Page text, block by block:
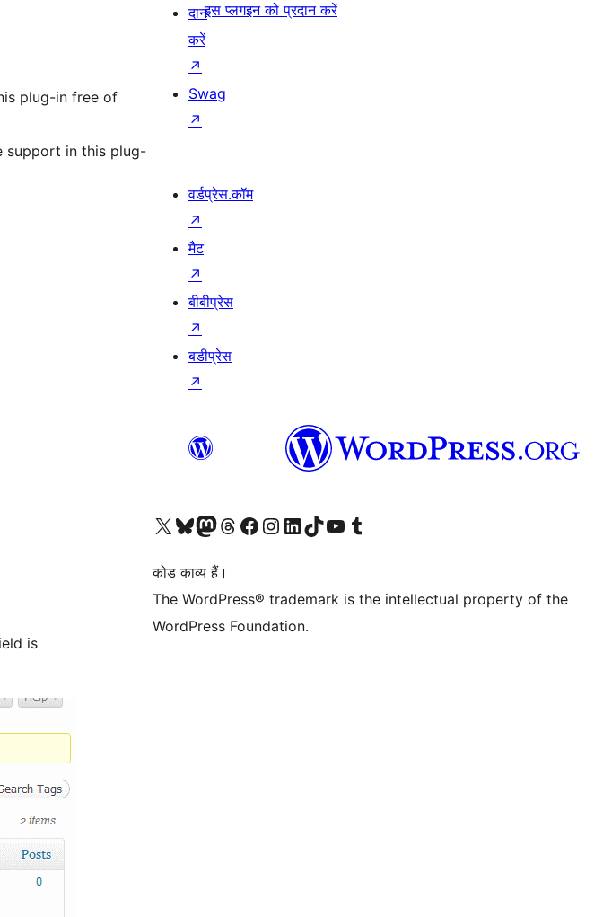
plug-in free of
support in this plug-
is
इस प्लगइन को प्रदान करें
दान
करें
↗
Swag
↗
वर्डप्रेस.कॉम
↗
मैट
↗
बीबीप्रेस
↗
बडीप्रेस
↗
Visit our X (formerly Twitter) account
हमारे बलुस्की खाते पर जाएँVisit our Mastodon account
हमारे थ्रेड्स अकाउंट पर जाएंहमारे फेसबुक पेज पर जाएँहमारे इंस्टाग्राम अकाउंट पर जाएंहमारे लिंक्डइन खाते पर जाएँहमारे टिकटॉक खाते पर जाएँहमारे यूट्यूब चैनल पर जाएंहमारे Tumblr खाते पर जाएँ
कोड काव्य हैं।
The WordPress® trademark is the intellectual property of the
WordPress Foundation.